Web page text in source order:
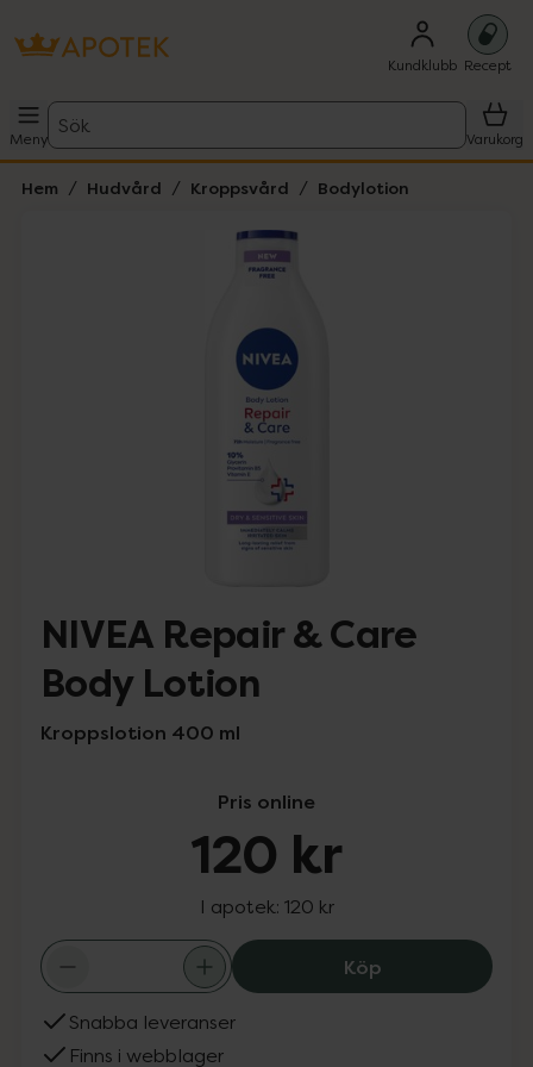
Kundklubb Recept
Meny
Sök
Varukorg
Hem Hudvård Kroppsvård Bodylotion
Lista: . Innehåller 1 objekt.
NIVEA Repair & Care
Body Lotion
Kroppslotion 400 ml
Pris online
120 kr
I apotek: 120 kr
KöpNIVEA Repair
Snabba leveranser
Finns i webblager